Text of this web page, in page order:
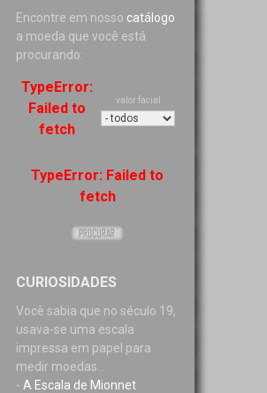
Encontre em nosso catálogo
a moeda que você está
procurando:
TypeError:
Failed to
fetch
valor facial
TypeError: Failed to
fetch
CURIOSIDADES
Você sabia que no século 19,
usava-se uma escala
impressa em papel para
medir moedas...
- A Escala de Mionnet